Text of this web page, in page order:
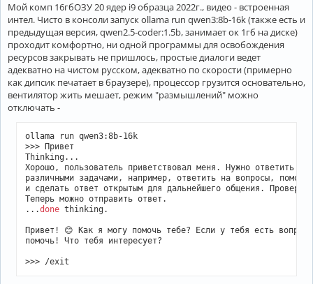
Мой комп 16гбОЗУ 20 ядер i9 образца 2022г., видео - встроенная
интел. Чисто в консоли запуск ollama run qwen3:8b-16k (также есть и
предыдущая версия, qwen2.5-coder:1.5b, занимает ок 1гб на диске)
проходит комфортно, ни одной программы для освобождения
ресурсов закрывать не пришлось, простые диалоги ведет
адекватно на чистом русском, адекватно по скорости (примерно
как дипсик печатает в браузере), процессор грузится основательно,
вентилятор жить мешает, режим "размышлений" можно
отключать -
ollama run qwen3:8b-16k
>>> Привет
Thinking...
Хорошо, пользователь приветствовал меня. Нужно ответить
различными задачами, например, ответить на вопросы,
и сделать ответ открытым для дальнейшего общения.
Теперь можно отправить ответ.
...done thinking.
Привет! 😊 Как я могу помочь тебе? Если у тебя есть
помочь! Что тебя интересует?